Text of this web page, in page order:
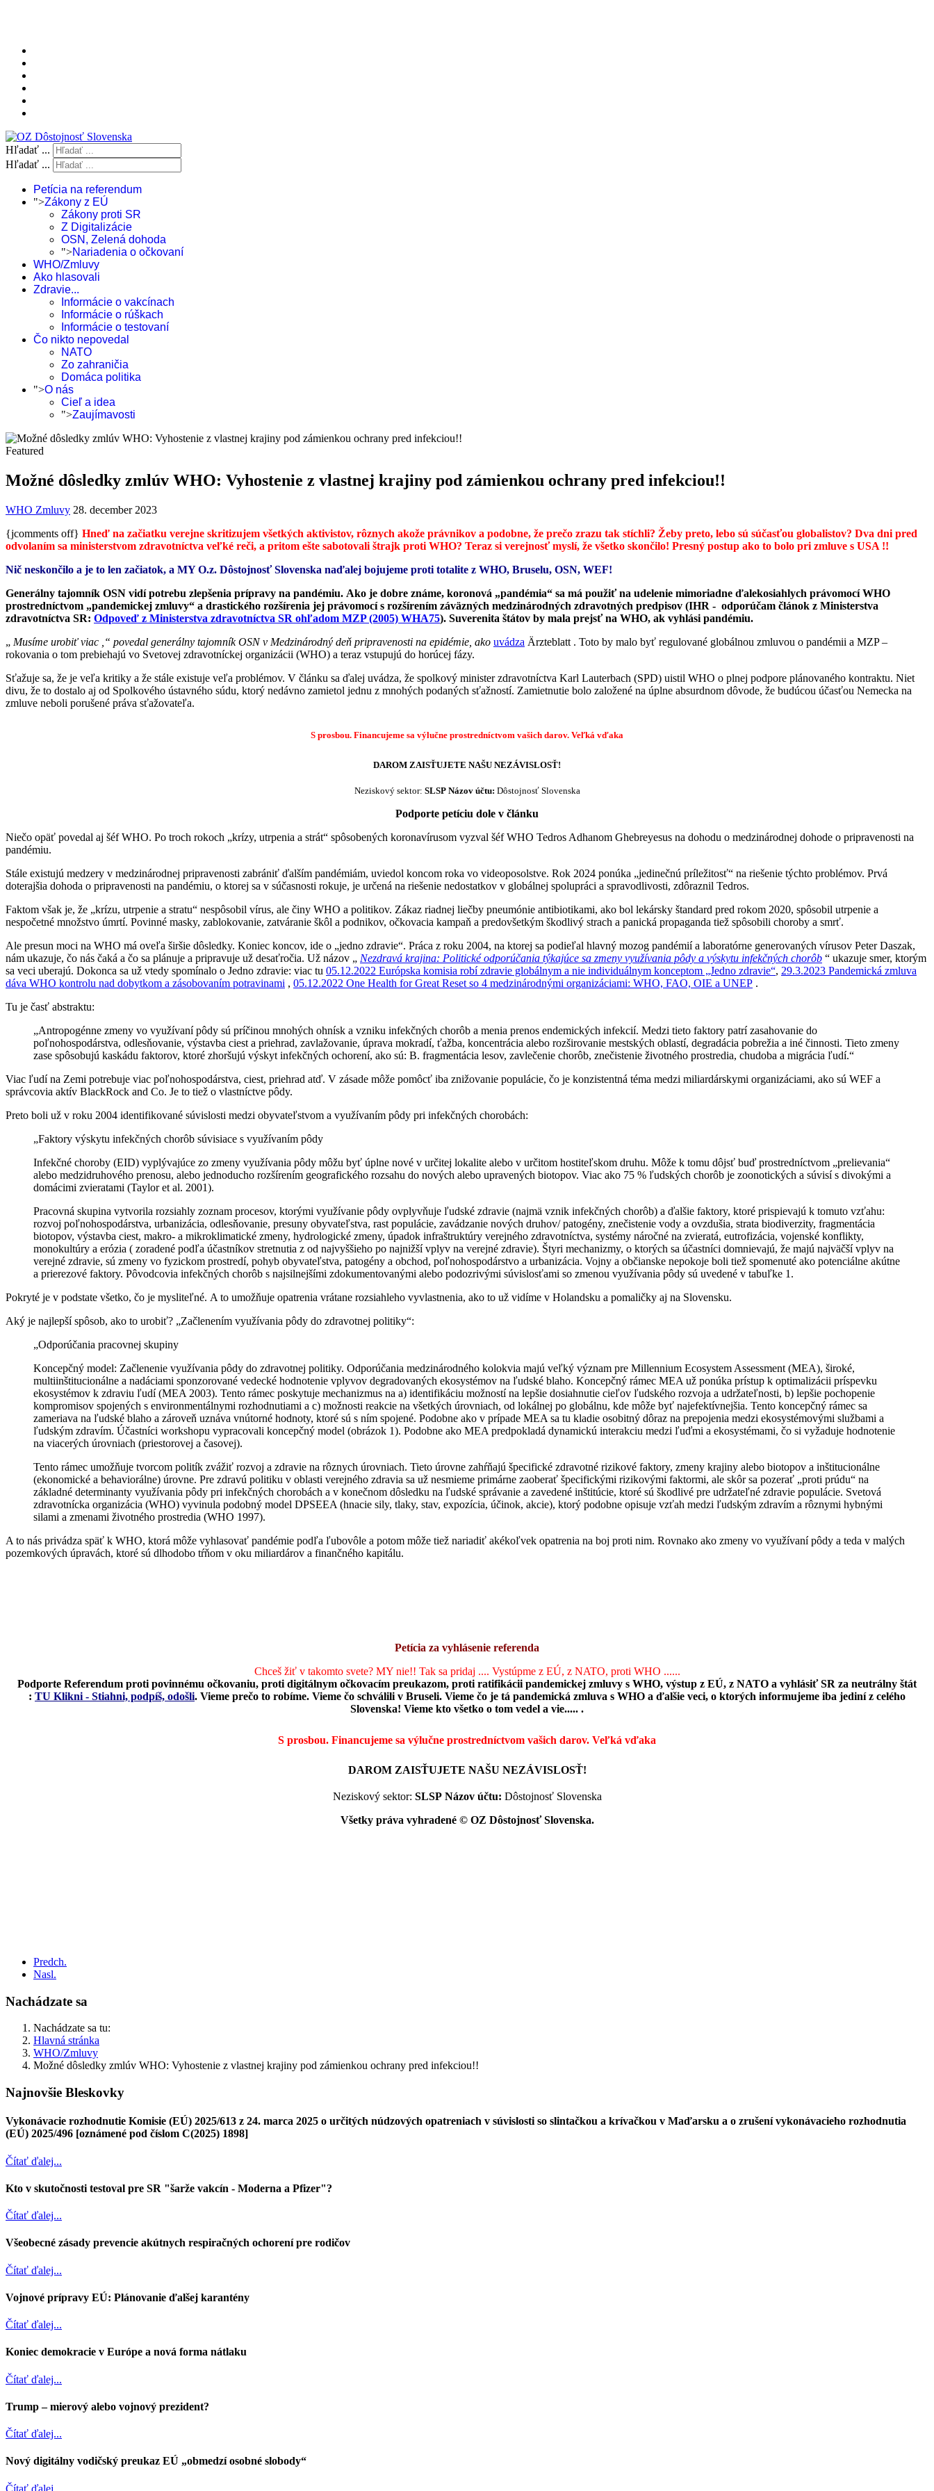
Hľadať ...
Hľadať ...
Petícia na referendum
">Zákony z EÚ
Zákony proti SR
Z Digitalizácie
OSN, Zelená dohoda
">Nariadenia o očkovaní
WHO/Zmluvy
Ako hlasovali
Zdravie...
Informácie o vakcínach
Informácie o rúškach
Informácie o testovaní
Čo nikto nepovedal
NATO
Zo zahraničia
Domáca politika
">O nás
Cieľ a idea
">Zaujímavosti
Featured
Možné dôsledky zmlúv WHO: Vyhostenie z vlastnej krajiny pod zámienkou ochrany pred infekciou!!
WHO Zmluvy 28. december 2023
{jcomments off} Hneď na začiatku verejne skritizujem všetkých aktivistov, rôznych akože právnikov a podobne, že prečo zrazu tak stíchli? Žeby preto, lebo sú súčasťou globalistov? Dva dni pred
odvolaním sa ministerstvom zdravotníctva veľké reči, a pritom ešte sabotovali štrajk proti WHO? Teraz si verejnosť myslí, že všetko skončilo! Presný postup ako to bolo pri zmluve s USA !!
Nič neskončilo a je to len začiatok, a MY O.z. Dôstojnosť Slovenska naďalej bojujeme proti totalite z WHO, Bruselu, OSN, WEF!
Generálny tajomník OSN vidí potrebu zlepšenia prípravy na pandémiu. Ako je dobre známe, koronová „pandémia“ sa má použiť na udelenie mimoriadne ďalekosiahlych právomocí WHO
prostredníctvom „pandemickej zmluvy“ a drastického rozšírenia jej právomocí s rozšírením záväzných medzinárodných zdravotných predpisov (IHR - odporúčam článok z Ministerstva
zdravotníctva SR: Odpoveď z Ministerstva zdravotníctva SR ohľadom MZP (2005) WHA75). Suverenita štátov by mala prejsť na WHO, ak vyhlási pandémiu.
„ Musíme urobiť viac ,“ povedal generálny tajomník OSN v Medzinárodný deň pripravenosti na epidémie, ako uvádza Ärzteblatt . Toto by malo byť regulované globálnou zmluvou o pandémii a MZP –
rokovania o tom prebiehajú vo Svetovej zdravotníckej organizácii (WHO) a teraz vstupujú do horúcej fázy.
Sťažuje sa, že je veľa kritiky a že stále existuje veľa problémov. V článku sa ďalej uvádza, že spolkový minister zdravotníctva Karl Lauterbach (SPD) uistil WHO o plnej podpore plánovaného kontraktu. Niet
divu, že to dostalo aj od Spolkového ústavného súdu, ktorý nedávno zamietol jednu z mnohých podaných sťažností. Zamietnutie bolo založené na úplne absurdnom dôvode, že budúcou účasťou Nemecka na
zmluve neboli porušené práva sťažovateľa.
S prosbou. Financujeme sa výlučne prostredníctvom vašich darov. Veľká vďaka
DAROM ZAISŤUJETE NAŠU NEZÁVISLOSŤ!
Neziskový sektor: SLSP Názov účtu: Dôstojnosť Slovenska
Podporte petíciu dole v článku
Niečo opäť povedal aj šéf WHO. Po troch rokoch „krízy, utrpenia a strát“ spôsobených koronavírusom vyzval šéf WHO Tedros Adhanom Ghebreyesus na dohodu o medzinárodnej dohode o pripravenosti na
pandémiu.
Stále existujú medzery v medzinárodnej pripravenosti zabrániť ďalším pandémiám, uviedol koncom roka vo videoposolstve. Rok 2024 ponúka „jedinečnú príležitosť“ na riešenie týchto problémov. Prvá
doterajšia dohoda o pripravenosti na pandémiu, o ktorej sa v súčasnosti rokuje, je určená na riešenie nedostatkov v globálnej spolupráci a spravodlivosti, zdôraznil Tedros.
Faktom však je, že „krízu, utrpenie a stratu“ nespôsobil vírus, ale činy WHO a politikov. Zákaz riadnej liečby pneumónie antibiotikami, ako bol lekársky štandard pred rokom 2020, spôsobil utrpenie a
nespočetné množstvo úmrtí. Povinné masky, zablokovanie, zatváranie škôl a podnikov, očkovacia kampaň a predovšetkým škodlivý strach a panická propaganda tiež spôsobili choroby a smrť.
Ale presun moci na WHO má oveľa širšie dôsledky. Koniec koncov, ide o „jedno zdravie“. Práca z roku 2004, na ktorej sa podieľal hlavný mozog pandémií a laboratórne generovaných vírusov Peter Daszak,
nám ukazuje, čo nás čaká a čo sa plánuje a pripravuje už desaťročia. Už názov „ Nezdravá krajina: Politické odporúčania týkajúce sa zmeny využívania pôdy a výskytu infekčných chorôb “ ukazuje smer, ktorým
sa veci uberajú. Dokonca sa už vtedy spomínalo o Jedno zdravie: viac tu 05.12.2022 Európska komisia robí zdravie globálnym a nie individuálnym konceptom „Jedno zdravie“, 29.3.2023 Pandemická zmluva
dáva WHO kontrolu nad dobytkom a zásobovaním potravinami , 05.12.2022 One Health for Great Reset so 4 medzinárodnými organizáciami: WHO, FAO, OIE a UNEP .
Tu je časť abstraktu:
„Antropogénne zmeny vo využívaní pôdy sú príčinou mnohých ohnísk a vzniku infekčných chorôb a menia prenos endemických infekcií. Medzi tieto faktory patrí zasahovanie do
poľnohospodárstva, odlesňovanie, výstavba ciest a priehrad, zavlažovanie, úprava mokradí, ťažba, koncentrácia alebo rozširovanie mestských oblastí, degradácia pobrežia a iné činnosti. Tieto zmeny
zase spôsobujú kaskádu faktorov, ktoré zhoršujú výskyt infekčných ochorení, ako sú: B. fragmentácia lesov, zavlečenie chorôb, znečistenie životného prostredia, chudoba a migrácia ľudí.“
Viac ľudí na Zemi potrebuje viac poľnohospodárstva, ciest, priehrad atď. V zásade môže pomôcť iba znižovanie populácie, čo je konzistentná téma medzi miliardárskymi organizáciami, ako sú WEF a
správcovia aktív BlackRock and Co. Je to tiež o vlastníctve pôdy.
Preto boli už v roku 2004 identifikované súvislosti medzi obyvateľstvom a využívaním pôdy pri infekčných chorobách:
„Faktory výskytu infekčných chorôb súvisiace s využívaním pôdy
Infekčné choroby (EID) vyplývajúce zo zmeny využívania pôdy môžu byť úplne nové v určitej lokalite alebo v určitom hostiteľskom druhu. Môže k tomu dôjsť buď prostredníctvom „prelievania“
alebo medzidruhového prenosu, alebo jednoducho rozšírením geografického rozsahu do nových alebo upravených biotopov. Viac ako 75 % ľudských chorôb je zoonotických a súvisí s divokými a
domácimi zvieratami (Taylor et al. 2001).
Pracovná skupina vytvorila rozsiahly zoznam procesov, ktorými využívanie pôdy ovplyvňuje ľudské zdravie (najmä vznik infekčných chorôb) a ďalšie faktory, ktoré prispievajú k tomuto vzťahu:
rozvoj poľnohospodárstva, urbanizácia, odlesňovanie, presuny obyvateľstva, rast populácie, zavádzanie nových druhov/ patogény, znečistenie vody a ovzdušia, strata biodiverzity, fragmentácia
biotopov, výstavba ciest, makro- a mikroklimatické zmeny, hydrologické zmeny, úpadok infraštruktúry verejného zdravotníctva, systémy náročné na zvieratá, eutrofizácia, vojenské konflikty,
monokultúry a erózia ( zoradené podľa účastníkov stretnutia z od najvyššieho po najnižší vplyv na verejné zdravie). Štyri mechanizmy, o ktorých sa účastníci domnievajú, že majú najväčší vplyv na
verejné zdravie, sú zmeny vo fyzickom prostredí, pohyb obyvateľstva, patogény a obchod, poľnohospodárstvo a urbanizácia. Vojny a občianske nepokoje boli tiež spomenuté ako potenciálne akútne
a prierezové faktory. Pôvodcovia infekčných chorôb s najsilnejšími zdokumentovanými alebo podozrivými súvislosťami so zmenou využívania pôdy sú uvedené v tabuľke 1.
Pokryté je v podstate všetko, čo je mysliteľné. A to umožňuje opatrenia vrátane rozsiahleho vyvlastnenia, ako to už vidíme v Holandsku a pomaličky aj na Slovensku.
Aký je najlepší spôsob, ako to urobiť? „Začlenením využívania pôdy do zdravotnej politiky“:
„Odporúčania pracovnej skupiny
Koncepčný model: Začlenenie využívania pôdy do zdravotnej politiky. Odporúčania medzinárodného kolokvia majú veľký význam pre Millennium Ecosystem Assessment (MEA), široké,
multiinštitucionálne a nadáciami sponzorované vedecké hodnotenie vplyvov degradovaných ekosystémov na ľudské blaho. Koncepčný rámec MEA už ponúka prístup k optimalizácii príspevku
ekosystémov k zdraviu ľudí (MEA 2003). Tento rámec poskytuje mechanizmus na a) identifikáciu možností na lepšie dosiahnutie cieľov ľudského rozvoja a udržateľnosti, b) lepšie pochopenie
kompromisov spojených s environmentálnymi rozhodnutiami a c) možnosti reakcie na všetkých úrovniach, od lokálnej po globálnu, kde môže byť najefektívnejšia. Tento koncepčný rámec sa
zameriava na ľudské blaho a zároveň uznáva vnútorné hodnoty, ktoré sú s ním spojené. Podobne ako v prípade MEA sa tu kladie osobitný dôraz na prepojenia medzi ekosystémovými službami a
ľudským zdravím. Účastníci workshopu vypracovali koncepčný model (obrázok 1). Podobne ako MEA predpokladá dynamickú interakciu medzi ľuďmi a ekosystémami, čo si vyžaduje hodnotenie
na viacerých úrovniach (priestorovej a časovej).
Tento rámec umožňuje tvorcom politík zvážiť rozvoj a zdravie na rôznych úrovniach. Tieto úrovne zahŕňajú špecifické zdravotné rizikové faktory, zmeny krajiny alebo biotopov a inštitucionálne
(ekonomické a behaviorálne) úrovne. Pre zdravú politiku v oblasti verejného zdravia sa už nesmieme primárne zaoberať špecifickými rizikovými faktormi, ale skôr sa pozerať „proti prúdu“ na
základné determinanty využívania pôdy pri infekčných chorobách a v konečnom dôsledku na ľudské správanie a zavedené inštitúcie, ktoré sú škodlivé pre udržateľné zdravie populácie. Svetová
zdravotnícka organizácia (WHO) vyvinula podobný model DPSEEA (hnacie sily, tlaky, stav, expozícia, účinok, akcie), ktorý podobne opisuje vzťah medzi ľudským zdravím a rôznymi hybnými
silami a zmenami životného prostredia (WHO 1997).
A to nás privádza späť k WHO, ktorá môže vyhlasovať pandémie podľa ľubovôle a potom môže tiež nariadiť akékoľvek opatrenia na boj proti nim. Rovnako ako zmeny vo využívaní pôdy a teda v malých
pozemkových úpravách, ktoré sú dlhodobo tŕňom v oku miliardárov a finančného kapitálu.
Petícia za vyhlásenie referenda
Chceš žiť v takomto svete? MY nie!! Tak sa pridaj .... Vystúpme z EÚ, z NATO, proti WHO ......
Podporte Referendum proti povinnému očkovaniu, proti digitálnym očkovacím preukazom, proti ratifikácii pandemickej zmluvy s WHO, výstup z EÚ, z NATO a vyhlásiť SR za neutrálny štát
: TU Klikni - Stiahni, podpíš, odošli. Vieme prečo to robíme. Vieme čo schválili v Bruseli. Vieme čo je tá pandemická zmluva s WHO a ďalšie veci, o ktorých informujeme iba jediní z celého
Slovenska! Vieme kto všetko o tom vedel a vie..... .
S prosbou. Financujeme sa výlučne prostredníctvom vašich darov. Veľká vďaka
DAROM ZAISŤUJETE NAŠU NEZÁVISLOSŤ!
Neziskový sektor: SLSP Názov účtu: Dôstojnosť Slovenska
Všetky práva vyhradené © OZ Dôstojnosť Slovenska.
Predch.
Nasl.
Nachádzate sa
Nachádzate sa tu:
Hlavná stránka
WHO/Zmluvy
Možné dôsledky zmlúv WHO: Vyhostenie z vlastnej krajiny pod zámienkou ochrany pred infekciou!!
Najnovšie Bleskovky
Vykonávacie rozhodnutie Komisie (EÚ) 2025/613 z 24. marca 2025 o určitých núdzových opatreniach v súvislosti so slintačkou a krívačkou v Maďarsku a o zrušení vykonávacieho rozhodnutia
(EÚ) 2025/496 [oznámené pod číslom C(2025) 1898]
Čítať ďalej...
Kto v skutočnosti testoval pre SR "šarže vakcín - Moderna a Pfizer"?
Čítať ďalej...
Všeobecné zásady prevencie akútnych respiračných ochorení pre rodičov
Čítať ďalej...
Vojnové prípravy EÚ: Plánovanie ďalšej karantény
Čítať ďalej...
Koniec demokracie v Európe a nová forma nátlaku
Čítať ďalej...
Trump – mierový alebo vojnový prezident?
Čítať ďalej...
Nový digitálny vodičský preukaz EÚ „obmedzí osobné slobody“
Čítať ďalej...